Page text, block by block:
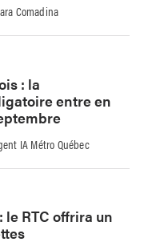
Comadina
: la
entre en
IA Métro Québec
le RTC offrira un